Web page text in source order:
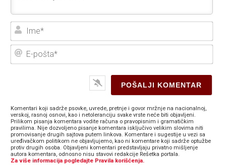
E-
Komentari koji sadrže psovke, uvrede, pretnje i govor mržnje na nacionalnoj,
verskoj, rasnoj osnovi, kao i netoleranciju svake vrste neće biti objavljeni.
Prilikom pisanja komentara vodite računa o pravopisnim i gramatičkim
pravilima. Nije dozvoljeno pisanje komentara isključivo velikim slovima niti
promovisanje drugih sajtova putem linkova. Komentare i sugestije u vezi sa
uređivačkom politikom ne objavljujemo, kao ni komentare koji sadrže optužbe
protiv drugih osoba. Objavljeni komentari predstavljaju privatno mišljenje
autora komentara, odnosno nisu stavovi redakcije Rešetka portala.
Za više informacija pogledajte Pravila korišćenja.